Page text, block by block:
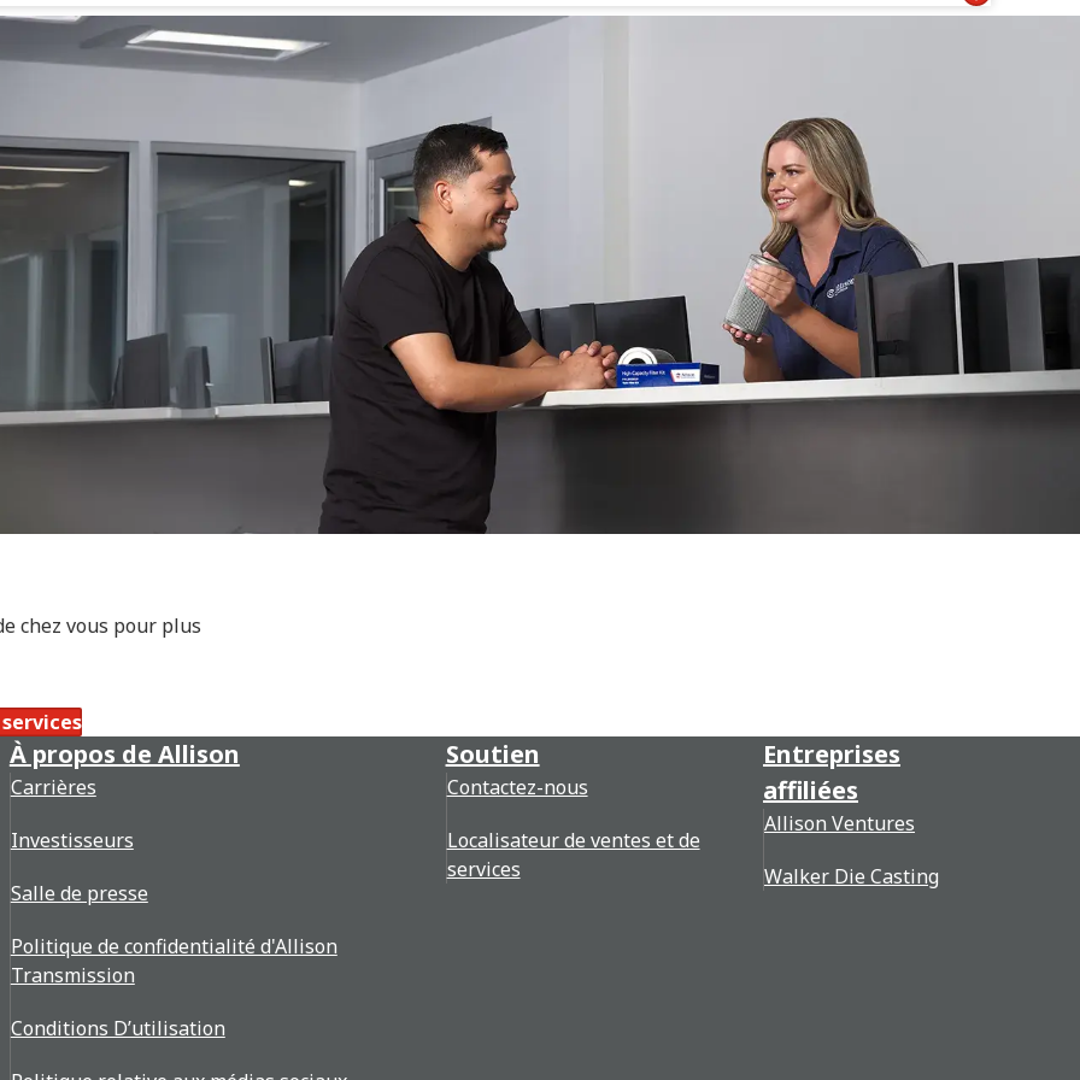
chez vous pour plus
À propos de Allison
Carrières
Investisseurs
Salle de presse
Politique de confidentialité d'Allison
Transmission
Conditions D’utilisation
Soutien
Contactez-nous
Localisateur de ventes et de
services
Entreprises
affiliées
Allison Ventures
Walker Die Casting